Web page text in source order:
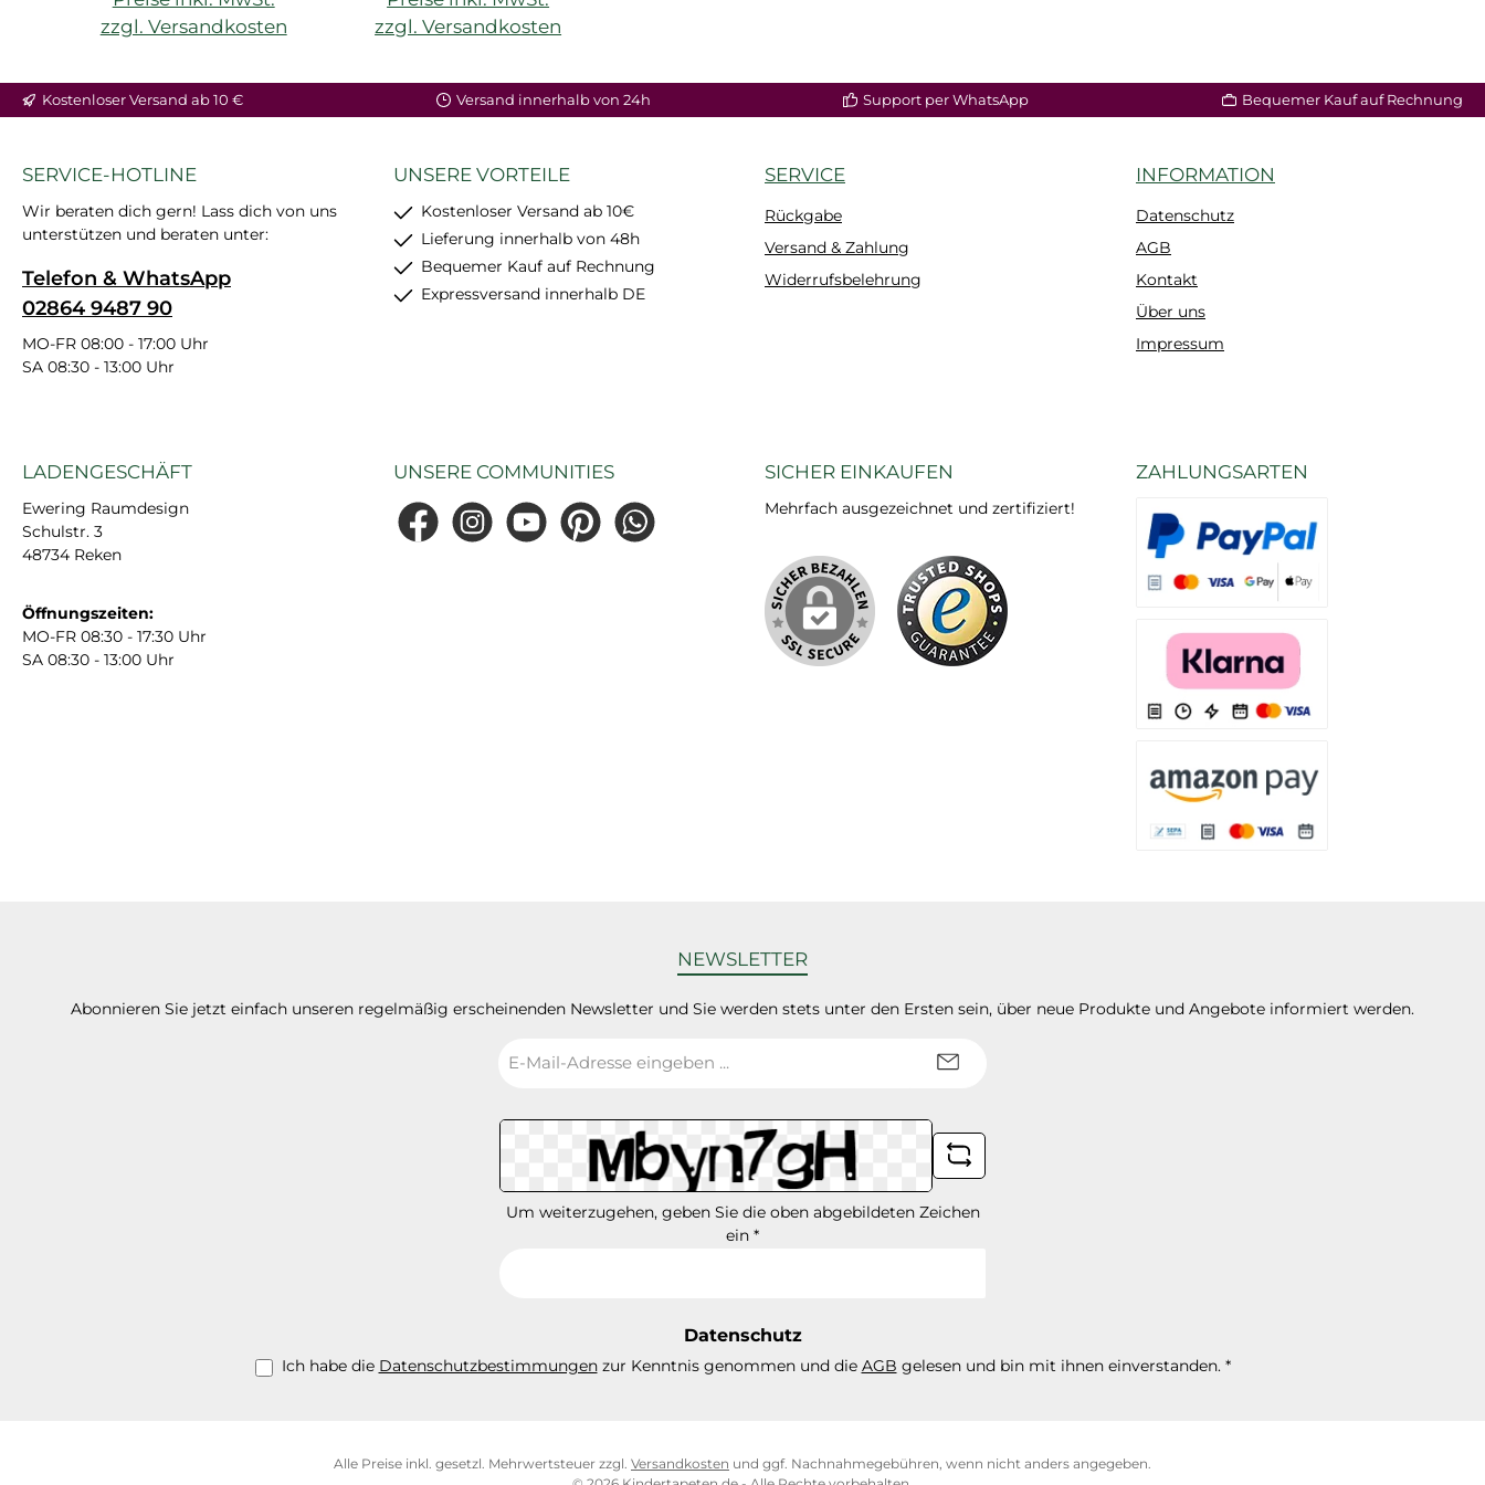
zzgl. Versandkosten
zzgl. Versandkosten
Kostenloser Versand ab 10 € Versand innerhalb von 24h Support per WhatsApp Bequemer Kauf auf Rechnung
SERVICE-HOTLINE
Wir beraten dich gern! Lass dich von uns
unterstützen und beraten unter:
Telefon & WhatsApp
02864 9487 90
MO-FR 08:00 - 17:00 Uhr
SA 08:30 - 13:00 Uhr
UNSERE VORTEILE
Kostenloser Versand ab 10€
Lieferung innerhalb von 48h
Bequemer Kauf auf Rechnung
Expressversand innerhalb DE
SERVICE
Rückgabe
Versand & Zahlung
Widerrufsbelehrung
INFORMATION
Datenschutz
AGB
Kontakt
Über uns
Impressum
LADENGESCHÄFT
Ewering Raumdesign
Schulstr. 3
48734 Reken
Öffnungszeiten:
MO-FR 08:30 - 17:30 Uhr
SA 08:30 - 13:00 Uhr
UNSERE COMMUNITIES
FacebookInstagramYouTubePinterestWhatsApp
SICHER EINKAUFEN
Mehrfach ausgezeichnet und zertifiziert!
ZAHLUNGSARTEN
NEWSLETTER
Abonnieren Sie jetzt einfach unseren regelmäßig erscheinenden Newsletter und Sie werden stets unter den Ersten sein, über neue Produkte und Angebote informiert werden.
Mail-
*
Um weiterzugehen, geben Sie die oben abgebildeten Zeichen
ein *
Datenschutz
Ich habe die Datenschutzbestimmungenzur Kenntnis genommen und die AGB gelesen und bin mit ihnen einverstanden. *
Alle Preise inkl. gesetzl. Mehrwertsteuer zzgl. Versandkosten und ggf. Nachnahmegebühren, wenn nicht anders angegeben.